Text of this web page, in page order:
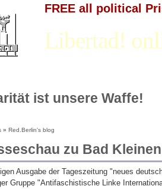
FREE all political
Libertad!
ist unsere Waffe!
» Red.Berlin's blog
zu Bad Kleinen
Ausgabe der Tageszeitung "neues
Gruppe "Antifaschistische Linke